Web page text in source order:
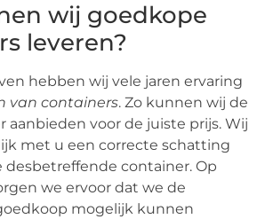
wij goedkope
leveren?
hebben wij vele jaren ervaring
van containers. Zo kunnen wij de
aanbieden voor de juiste prijs. Wij
met u een correcte schatting
desbetreffende container. Op
we ervoor dat we de
mogelijk kunnen